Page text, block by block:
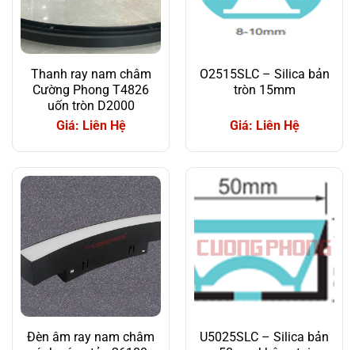
Thanh ray nam châm
Cường Phong T4826
uốn tròn D2000
Giá: Liên Hệ
O2515SLC – Silica bản
tròn 15mm
Giá: Liên Hệ
Đèn âm ray nam châm
U5025SLC – Silica bản